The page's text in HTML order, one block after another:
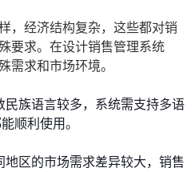
，经济结构复杂，这些都对销
要求。在设计销售管理系统
需求和市场环境。
民族语言较多，系统需支持多语
顺利使用。
地区的市场需求差异较大，销售